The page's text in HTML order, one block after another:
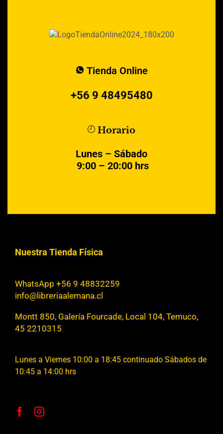
Tienda Online
+56 9 48495480
Horario
Lunes – Sábado
9:00 – 20:00 hrs
Nuestra Tienda Física
WhatsApp +56 9 48832259
info@libreriaalemana.cl
Montt 850, Galería Fourcade, Local 104, Temuco,
45 2210315
Lunes a Viernes 10:00 a 18:45 continuado Sábados de
10:45 a 14:00 hrs